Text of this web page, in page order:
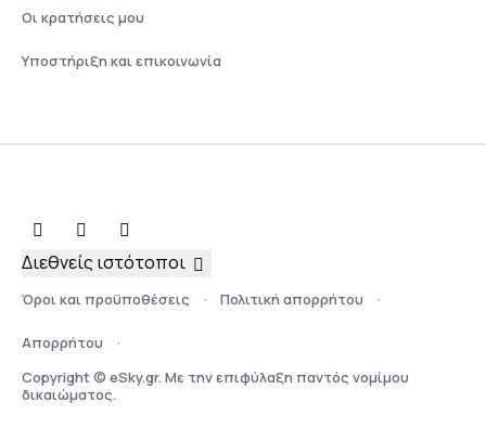
Οι κρατήσεις μου
Υποστήριξη και επικοινωνία
Όροι και προϋποθέσεις Πολιτική απορρήτου
Απορρήτου
Copyright © eSky.gr. Με την επιφύλαξη παντός νομίμου
δικαιώματος.
Διεθνείς ιστότοποι